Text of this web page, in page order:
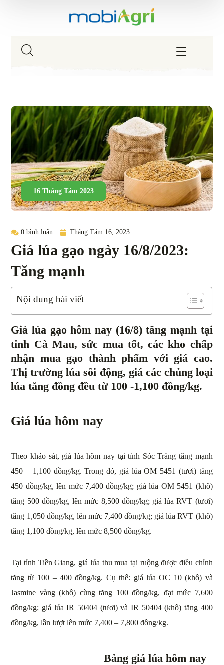
16 Tháng Tám 2023
0 bình luận Tháng Tám 16, 2023
Giá lúa gạo ngày 16/8/2023:
Tăng mạnh
Nội dung bài viết
Giá lúa gạo hôm nay (16/8) tăng mạnh tại
tỉnh Cà Mau, sức mua tốt, các kho chấp
nhận mua gạo thành phẩm với giá cao.
Thị trường lúa sôi động, giá các chủng loại
lúa tăng đồng đều từ 100 -1,100 đồng/kg.
Giá lúa hôm nay
Theo khảo sát, giá lúa hôm nay tại tỉnh Sóc Trăng tăng mạnh
450 – 1,100 đồng/kg. Trong đó, giá lúa OM 5451 (tươi) tăng
450 đồng/kg, lên mức 7,400 đồng/kg; giá lúa OM 5451 (khô)
tăng 500 đồng/kg, lên mức 8,500 đồng/kg; giá lúa RVT (tươi)
tăng 1,050 đồng/kg, lên mức 7,400 đồng/kg; giá lúa RVT (khô)
tăng 1,100 đồng/kg, lên mức 8,500 đồng/kg.
Tại tỉnh Tiền Giang, giá lúa thu mua tại ruộng được điều chỉnh
tăng từ 100 – 400 đồng/kg. Cụ thể: giá lúa OC 10 (khô) và
Jasmine vàng (khô) cùng tăng 100 đồng/kg, đạt mức 7,600
đồng/kg; giá lúa IR 50404 (tươi) và IR 50404 (khô) tăng 400
đồng/kg, lần lượt lên mức 7,400 – 7,800 đồng/kg.
Bảng giá lúa hôm nay